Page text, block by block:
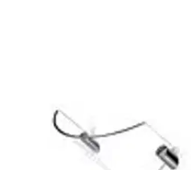
Termostaattinen sadesuihkuhana,
helppokäyttöinen vaihdin ja
virtaamasäädin. Käsisuihkussa
puhdistettava siivilä, suihkupidike,
Ominaisuudet